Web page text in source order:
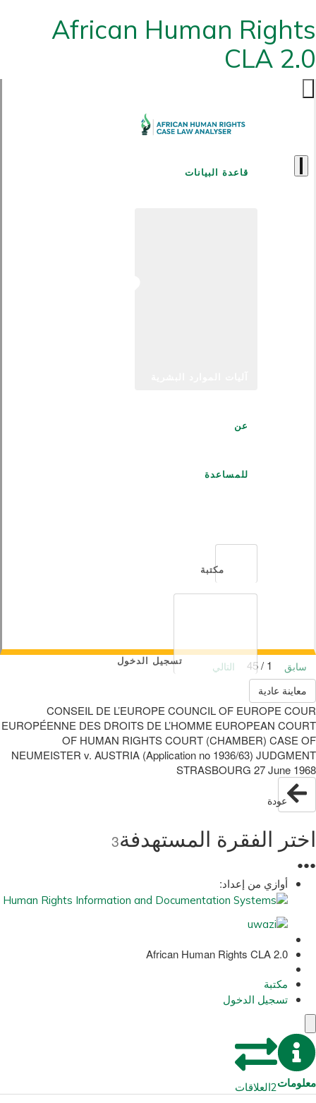
African Human Rights
CLA 2.0
قاعدة البيانات
عن
للمساعدة
مكتبة
تسجيل الدخول سابق
التالي
معاينة عادية
CONSEIL DE L’EUROPE COUNCIL OF EUROPE COUR
EUROPÉENNE DES DROITS DE L’HOMME EUROPEAN COURT
OF HUMAN RIGHTS COURT (CHAMBER) CASE OF
NEUMEISTER v. AUSTRIA (Application no 1936/63) JUDGMENT
STRASBOURG 27 June 1968
عودة
اختر الفقرة المستهدفة3
●
●
●
أوازي من إعداد:
African Human Rights CLA 2.0
مكتبة
تسجيل الدخول
معلومات2العلاقات